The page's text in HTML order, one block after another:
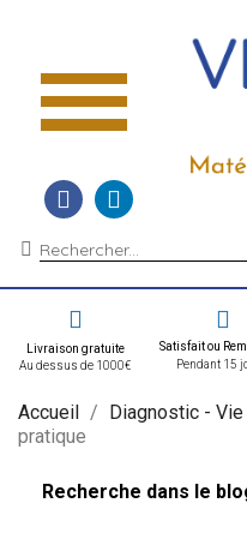
Livraison gratuite
Au dessus de 1000€
Satisfait ou
Pendant 15
Accueil Diagnostic -
pratique
Recherche dans le